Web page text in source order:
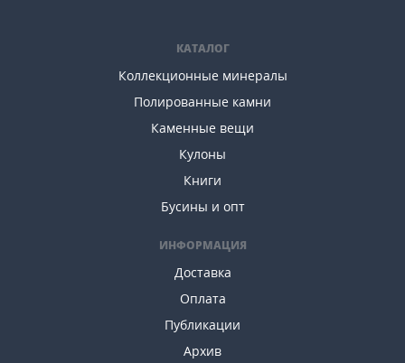
КАТАЛОГ
Коллекционные минералы
Полированные камни
Каменные вещи
Кулоны
Книги
Бусины и опт
ИНФОРМАЦИЯ
Доставка
Оплата
Публикации
Архив